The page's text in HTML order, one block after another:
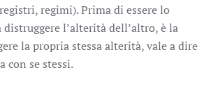
regimi). Prima di essere lo
distruggere l’alterità dell’altro, è la
la propria stessa alterità, vale a dire
con se stessi.